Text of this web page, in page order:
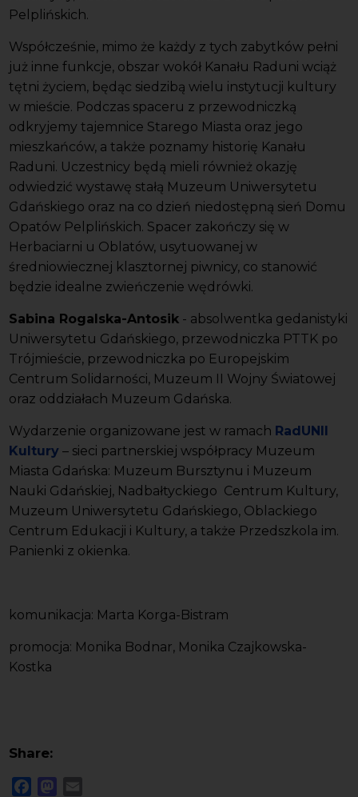
Pelplińskich.
Współcześnie, mimo że każdy z tych zabytków pełni
już inne funkcje, obszar wokół Kanału Raduni wciąż
tętni życiem, będąc siedzibą wielu instytucji kultury
w mieście. Podczas spaceru z przewodniczką
odkryjemy tajemnice Starego Miasta oraz jego
mieszkańców, a także poznamy historię Kanału
Raduni. Uczestnicy będą mieli również okazję
odwiedzić wystawę stałą Muzeum Uniwersytetu
Gdańskiego oraz na co dzień niedostępną sień Domu
Opatów Pelplińskich. Spacer zakończy się w
Herbaciarni u Oblatów, usytuowanej w
średniowiecznej klasztornej piwnicy, co stanowić
będzie idealne zwieńczenie wędrówki.
Sabina Rogalska-Antosik - absolwentka gedanistyki
Uniwersytetu Gdańskiego, przewodniczka PTTK po
Trójmieście, przewodniczka po Europejskim
Centrum Solidarności, Muzeum II Wojny Światowej
oraz oddziałach Muzeum Gdańska.
Wydarzenie organizowane jest w ramach RadUNII
Kultury – sieci partnerskiej współpracy Muzeum
Miasta Gdańska: Muzeum Bursztynu i Muzeum
Nauki Gdańskiej, Nadbałtyckiego Centrum Kultury,
Muzeum Uniwersytetu Gdańskiego, Oblackiego
Centrum Edukacji i Kultury, a także Przedszkola im.
Panienki z okienka.
komunikacja: Marta Korga-Bistram
promocja: Monika Bodnar, Monika Czajkowska-
Kostka
Share:
FacebookMastodon